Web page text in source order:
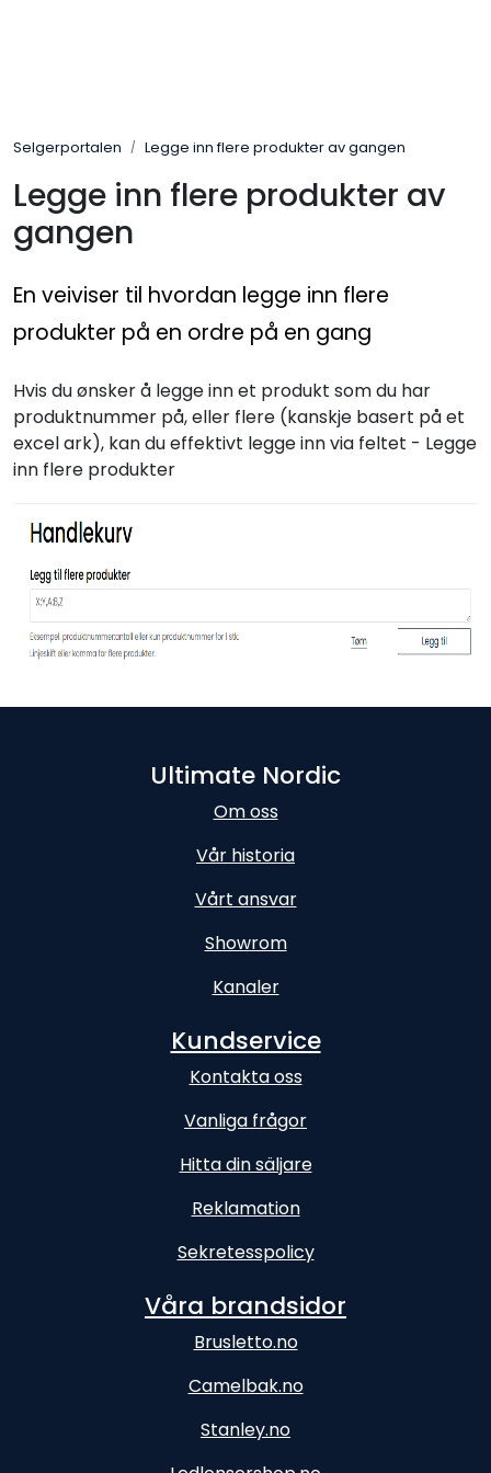
Selgerportalen Legge inn flere produkter av gangen
Legge inn flere produkter av
gangen
En veiviser til hvordan legge inn flere
produkter på en ordre på en gang
Hvis du ønsker å legge inn et produkt som du har
produktnummer på, eller flere (kanskje basert på et
excel ark), kan du effektivt legge inn via feltet - Legge
inn flere produkter
Ultimate Nordic
Om oss
Vår historia
Vårt ansvar
Showrom
Kanaler
Kundservice
Kontakta oss
Vanliga frågor
Hitta din säljare
Reklamation
Sekretesspolicy
Våra brandsidor
Brusletto.no
Camelbak.no
Stanley.no
Nyheter/info
Mediaportalen